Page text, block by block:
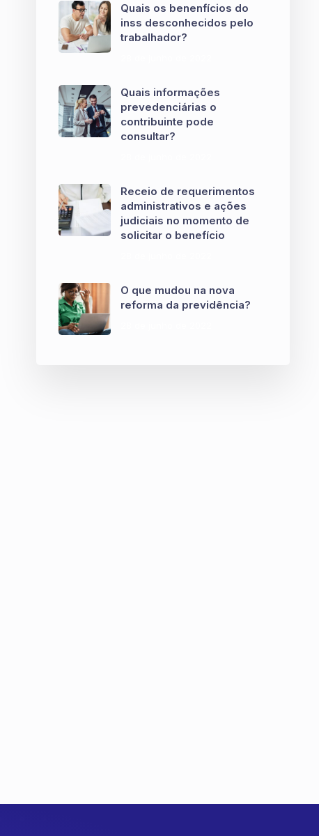
Quais os benenfícios do
inss desconhecidos pelo
trabalhador?
Quais informações
prevedenciárias o
contribuinte pode
consultar?
Receio de requerimentos
administrativos e ações
judiciais no momento de
solicitar o benefício
O que mudou na nova
reforma da previdência?